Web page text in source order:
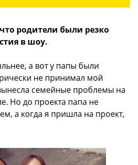
родители были резко
в шоу.
а вот у папы были
не принимал мой
семейные проблемы на
Но до проекта папа не
а когда я пришла на проект,